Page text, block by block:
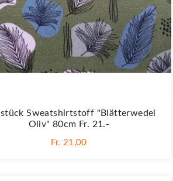
Sweatshirtstoff "Blätterwedel
Oliv" 80cm Fr. 21.-
Fr. 21,00